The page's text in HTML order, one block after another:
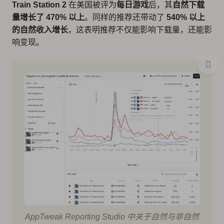
Train Station 2 在美国被评为每日游戏后，其 自然下载
量增长了 470% 以上。同样的推荐还带动了 540% 以上
的自然收入增长，这表明推荐不仅能影响下载量，还能影
响变现。
AppTweak Reporting Studio 中关于自然与非自然